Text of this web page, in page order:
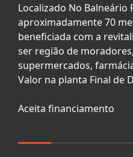
Localizado No
aproximadamente 70
beneficiada com a
ser região de
supermercados,
Valor na planta Final de
Aceita financiamento